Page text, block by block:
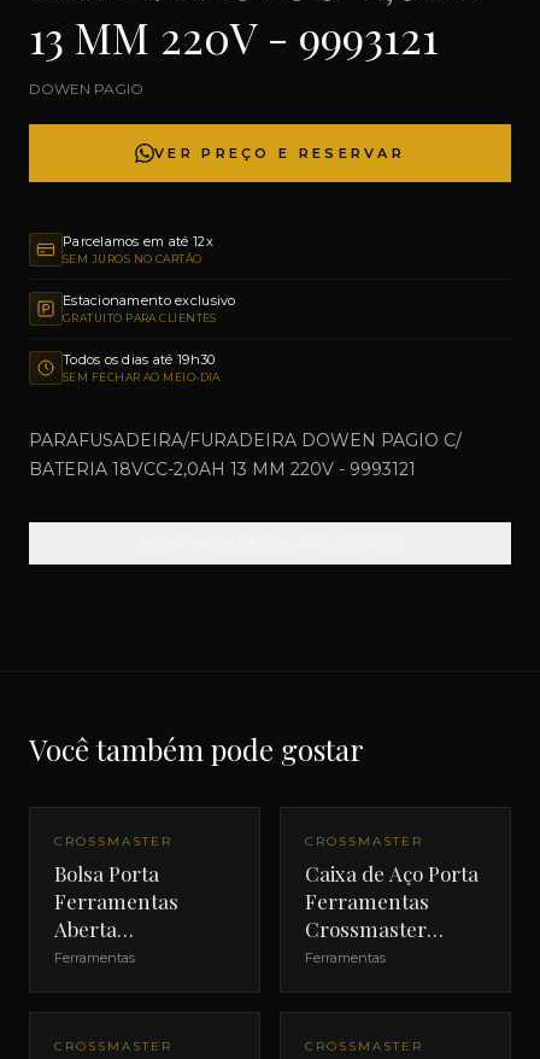
13 MM 220V - 9993121
DOWEN PAGIO
VER PREÇO E RESERVAR
Parcelamos em até 12x
SEM JUROS NO CARTÃO
Estacionamento exclusivo
GRATUITO PARA CLIENTES
Todos os dias até 19h30
SEM FECHAR AO MEIO-DIA
PARAFUSADEIRA/FURADEIRA DOWEN PAGIO C/
BATERIA 18VCC-2,0AH 13 MM 220V - 9993121
Você também pode gostar
CROSSMASTER
Bolsa Porta
Ferramentas
Aberta
Crossmaster 18"
Ferramentas
CROSSMASTER
Caixa de Aço Porta
Ferramentas
Crossmaster
660mm
Ferramentas
CROSSMASTER CROSSMASTER